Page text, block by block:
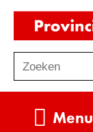
o
Zoeken
Menu